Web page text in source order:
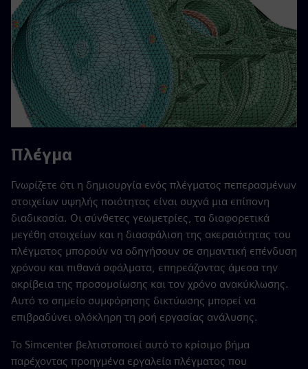
Πλέγμα
Γνωρίζετε ότι η δημιουργία ενός πλέγματος πεπερασμένων
στοιχείων υψηλής ποιότητας είναι συχνά μια επίπονη
διαδικασία. Οι σύνθετες γεωμετρίες, τα διαφορετικά
μεγέθη στοιχείων και η διασφάλιση της ακεραιότητας του
πλέγματος μπορούν να οδηγήσουν σε σημαντική επένδυση
χρόνου και πιθανά σφάλματα, επηρεάζοντας άμεσα την
ακρίβεια της προσομοίωσης και τον χρόνο ανακύκλωσης.
Αυτό το σημείο συμφόρησης δικτύωσης μπορεί να
επιβραδύνει ολόκληρη τη ροή εργασίας ανάλυσης.
Το Simcenter βελτιστοποιεί αυτό το κρίσιμο βήμα
παρέχοντας προηγμένα εργαλεία πλέγματος που